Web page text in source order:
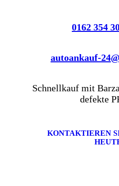
0162 354
autoankauf-
Schnellkauf mit
defekte
KONTAKTIEREN